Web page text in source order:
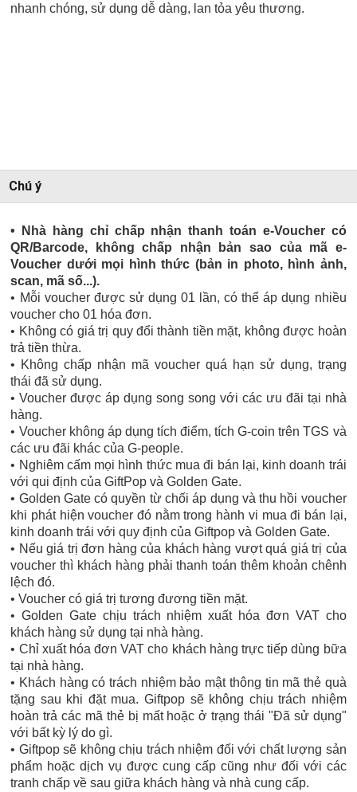
nhanh chóng, sử dụng dễ dàng, lan tỏa yêu thương.
Chú ý
• Nhà hàng chỉ chấp nhận thanh toán e-Voucher có
QR/Barcode, không chấp nhận bản sao của mã e-
Voucher dưới mọi hình thức (bản in photo, hình ảnh,
scan, mã số...).
• Mỗi voucher được sử dụng 01 lần, có thể áp dụng nhiều
voucher cho 01 hóa đơn.
• Không có giá trị quy đổi thành tiền mặt, không được hoàn
trả tiền thừa.
• Không chấp nhận mã voucher quá hạn sử dụng, trạng
thái đã sử dụng.
• Voucher được áp dụng song song với các ưu đãi tại nhà
hàng.
• Voucher không áp dụng tích điểm, tích G-coin trên TGS và
các ưu đãi khác của G-people.
• Nghiêm cấm mọi hình thức mua đi bán lại, kinh doanh trái
với qui định của GiftPop và Golden Gate.
• Golden Gate có quyền từ chối áp dụng và thu hồi voucher
khi phát hiện voucher đó nằm trong hành vi mua đi bán lại,
kinh doanh trái với quy định của Giftpop và Golden Gate.
• Nếu giá trị đơn hàng của khách hàng vượt quá giá trị của
voucher thì khách hàng phải thanh toán thêm khoản chênh
lệch đó.
• Voucher có giá trị tương đương tiền mặt.
• Golden Gate chịu trách nhiệm xuất hóa đơn VAT cho
khách hàng sử dụng tại nhà hàng.
• Chỉ xuất hóa đơn VAT cho khách hàng trực tiếp dùng bữa
tại nhà hàng.
• Khách hàng có trách nhiệm bảo mật thông tin mã thẻ quà
tặng sau khi đặt mua. Giftpop sẽ không chịu trách nhiệm
hoàn trả các mã thẻ bị mất hoặc ở trạng thái "Đã sử dụng"
với bất kỳ lý do gì.
• Giftpop sẽ không chịu trách nhiệm đối với chất lượng sản
phẩm hoặc dịch vụ được cung cấp cũng như đối với các
tranh chấp về sau giữa khách hàng và nhà cung cấp.